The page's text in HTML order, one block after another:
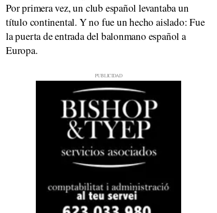
Por primera vez, un club español levantaba un
título continental. Y no fue un hecho aislado: Fue
la puerta de entrada del balonmano español a
Europa.